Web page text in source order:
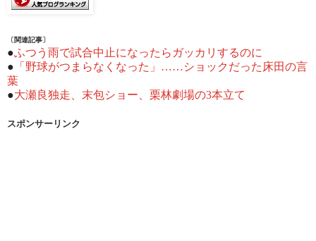
〔関連記事〕
●ふつう雨で試合中止になったらガッカリするのに
● 「野球がつまらなくなった」……ショックだった床田の言
葉
●大瀬良独走、末包ショー、栗林劇場の3本立て
スポンサーリンク